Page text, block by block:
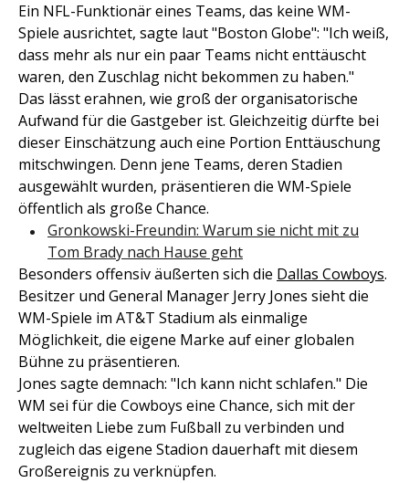
Ein NFL-Funktionär eines Teams, das keine WM-
Spiele ausrichtet, sagte laut "Boston Globe": "Ich weiß,
dass mehr als nur ein paar Teams nicht enttäuscht
waren, den Zuschlag nicht bekommen zu haben."
Das lässt erahnen, wie groß der organisatorische
Aufwand für die Gastgeber ist. Gleichzeitig dürfte bei
dieser Einschätzung auch eine Portion Enttäuschung
mitschwingen. Denn jene Teams, deren Stadien
ausgewählt wurden, präsentieren die WM-Spiele
öffentlich als große Chance.
Gronkowski-Freundin: Warum sie nicht mit zu
Tom Brady nach Hause geht
Besonders offensiv äußerten sich die Dallas Cowboys.
Besitzer und General Manager Jerry Jones sieht die
WM-Spiele im AT&T Stadium als einmalige
Möglichkeit, die eigene Marke auf einer globalen
Bühne zu präsentieren.
Jones sagte demnach: "Ich kann nicht schlafen." Die
WM sei für die Cowboys eine Chance, sich mit der
weltweiten Liebe zum Fußball zu verbinden und
zugleich das eigene Stadion dauerhaft mit diesem
Großereignis zu verknüpfen.